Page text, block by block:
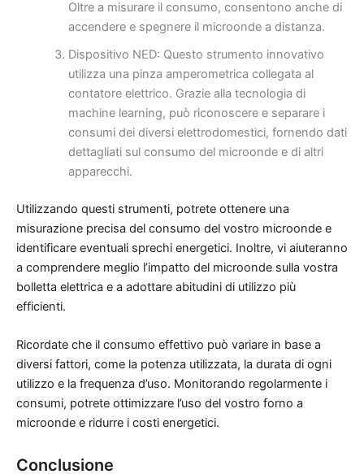
Oltre a misurare il consumo, consentono anche di
accendere e spegnere il microonde a distanza.
Dispositivo NED: Questo strumento innovativo
utilizza una pinza amperometrica collegata al
contatore elettrico. Grazie alla tecnologia di
machine learning, può riconoscere e separare i
consumi dei diversi elettrodomestici, fornendo dati
dettagliati sul consumo del microonde e di altri
apparecchi.
Utilizzando questi strumenti, potrete ottenere una
misurazione precisa del consumo del vostro microonde e
identificare eventuali sprechi energetici. Inoltre, vi aiuteranno
a comprendere meglio l’impatto del microonde sulla vostra
bolletta elettrica e a adottare abitudini di utilizzo più
efficienti.
Ricordate che il consumo effettivo può variare in base a
diversi fattori, come la potenza utilizzata, la durata di ogni
utilizzo e la frequenza d’uso. Monitorando regolarmente i
consumi, potrete ottimizzare l’uso del vostro forno a
microonde e ridurre i costi energetici.
Conclusione